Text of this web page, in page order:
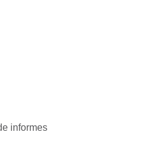
informes